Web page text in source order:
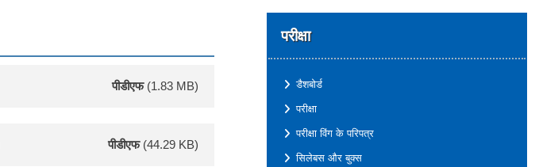
परीक्षा
डैशबोर्ड
परीक्षा
परीक्षा विंग के परिपत्र
सिलेबस और बुक्स
पीडीएफ(1.83 MB)
पीडीएफ(44.29 KB)